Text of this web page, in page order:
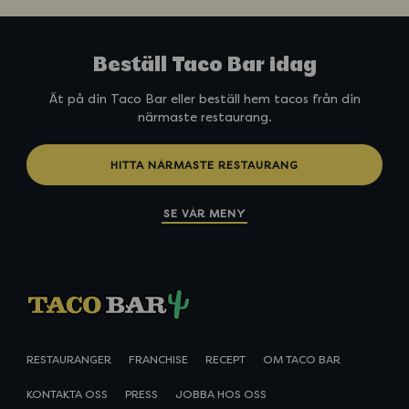
l
Beställ Taco Bar idag
Ät på din Taco Bar eller beställ hem tacos från din
närmaste restaurang.
HITTA NÄRMASTE RESTAURANG
SE VÅR MENY
RESTAURANGER FRANCHISE RECEPT OM TACO BAR
KONTAKTA OSS PRESS JOBBA HOS OSS